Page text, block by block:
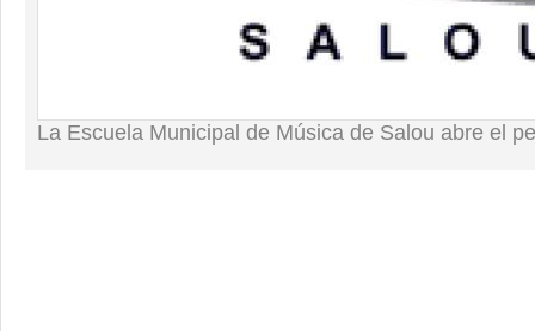
La Escuela Municipal de Música de Salou abre el